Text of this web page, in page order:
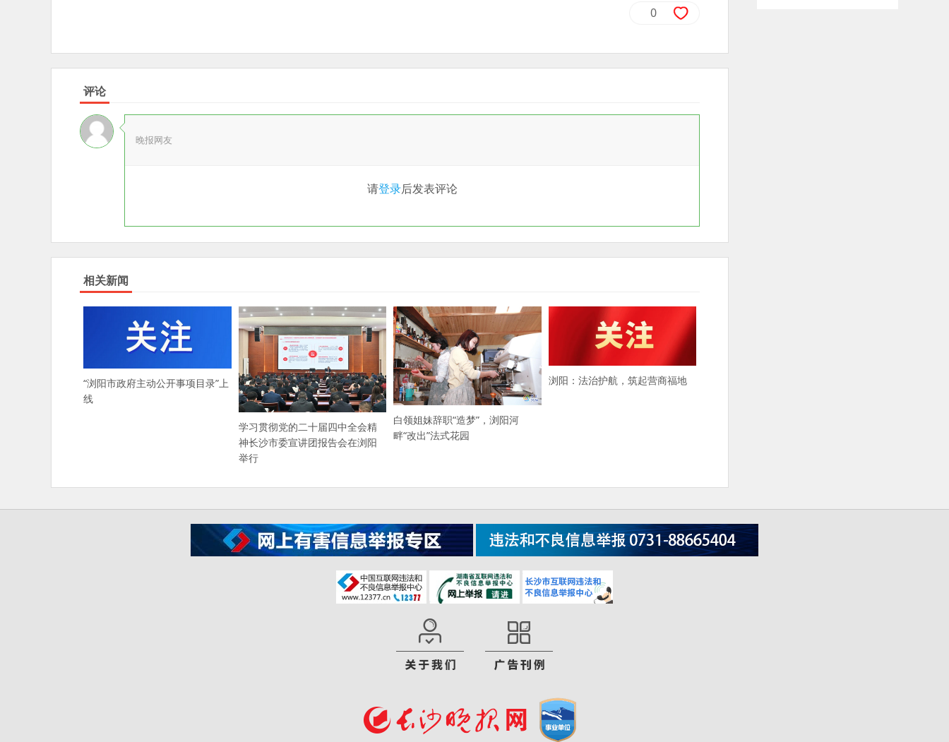
0
评论
晚报网友
请登录后发表评论
相关新闻
“浏阳市政府主动公开事项目录”上
线
学习贯彻党的二十届四中全会精
神长沙市委宣讲团报告会在浏阳
举行
白领姐妹辞职“造梦”，浏阳河
畔“改出”法式花园
浏阳：法治护航，筑起营商福地